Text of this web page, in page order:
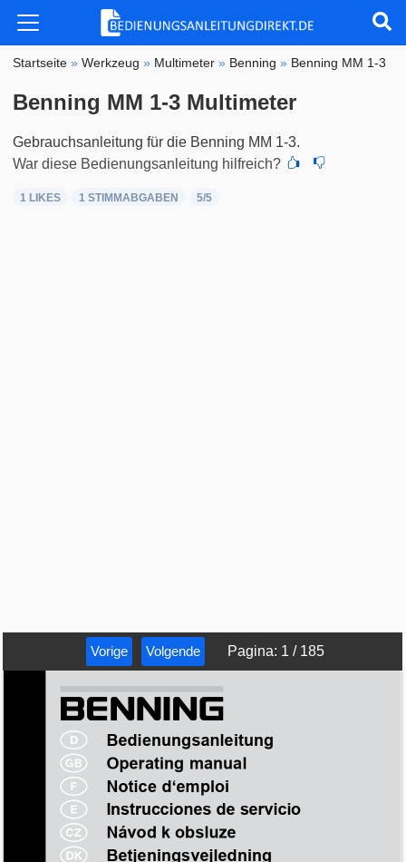
Startseite »Werkzeug » Multimeter » Benning » Benning MM 1-3
Benning MM 1-3 Multimeter
Gebrauchsanleitung für die Benning MM 1-3.
War diese Bedienungsanleitung hilfreich?
1 LIKES 1 STIMMABGABEN 5/5
Vorige Volgende Pagina: 1 / 185